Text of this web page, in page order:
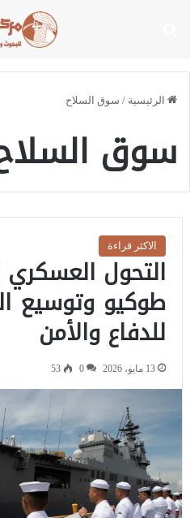
الرئيسية / سوق السلاح
سوق
الاكثر قراءة
التحول العسكري
طوكيو وتوسيع
للدفاع والأمن
13 مايو، 2026 0
53